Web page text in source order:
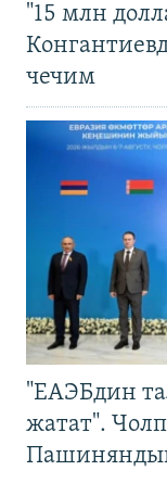
"15 млн
чечим
"ЕАЭБдин
жатат".